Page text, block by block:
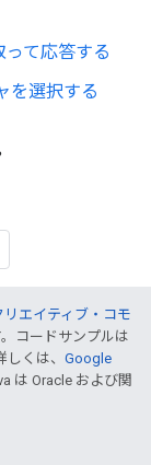
て応答する
を選択する
リエイティブ・コモ
コードサンプルは
くは、 Google
は Oracle および関